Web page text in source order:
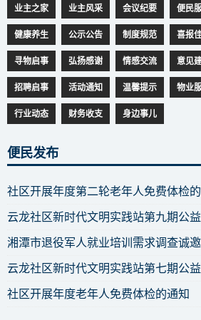
业主之家 业主风采 会议纪要 便民
健康养生 公示公告 制度规范 喜报
寻物启事 弘扬感谢 情感交流 意见
招聘启事 活动通知 温馨提示 物业
行业动态 财务收支 身边事儿
便民发布
社区开展年度第二轮老年人免费体检
云龙社区新时代文明实践站第九期公
湘潭市退役军人就业培训需求调查诚
云龙社区新时代文明实践站第七期公
社区开展年度老年人免费体检的通知